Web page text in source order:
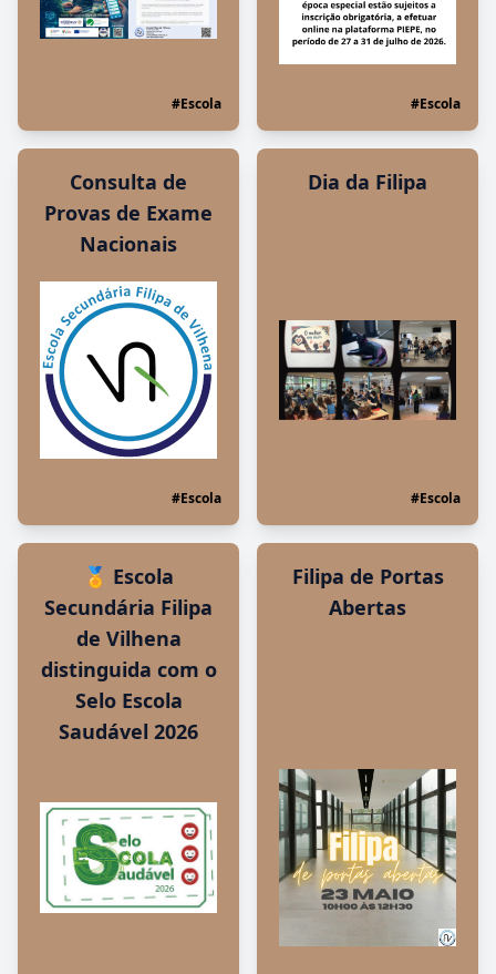
#Escola #Escola
Consulta de
Provas de Exame
Nacionais
#Escola
Dia da Filipa
#Escola
🏅 Escola
Secundária Filipa
de Vilhena
distinguida com o
Selo Escola
Saudável 2026
Filipa de Portas
Abertas